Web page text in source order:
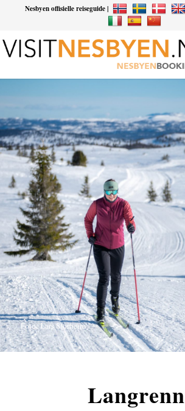
Nesbyen offisielle reiseguide |
Foto: Lars Storheim
Langrenn